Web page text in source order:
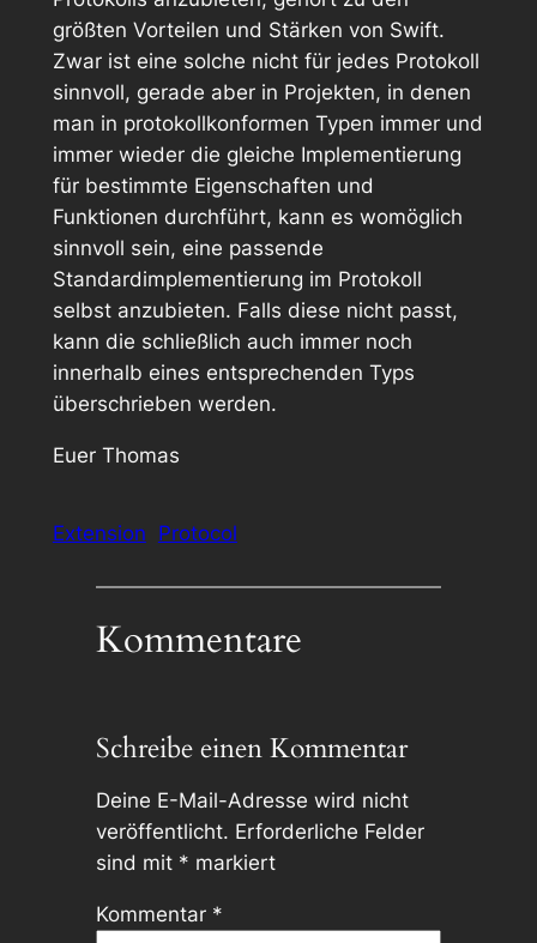
größten Vorteilen und Stärken von Swift.
Zwar ist eine solche nicht für jedes Protokoll
sinnvoll, gerade aber in Projekten, in denen
man in protokollkonformen Typen immer und
immer wieder die gleiche Implementierung
für bestimmte Eigenschaften und
Funktionen durchführt, kann es womöglich
sinnvoll sein, eine passende
Standardimplementierung im Protokoll
selbst anzubieten. Falls diese nicht passt,
kann die schließlich auch immer noch
innerhalb eines entsprechenden Typs
überschrieben werden.
Euer Thomas
Extension Protocol
Kommentare
Schreibe einen Kommentar
Deine E-Mail-Adresse wird nicht
veröffentlicht. Erforderliche Felder
sind mit * markiert
Kommentar *